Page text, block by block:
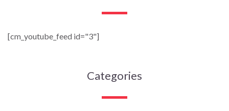
[cm_youtube_feed id="3"]
Categories